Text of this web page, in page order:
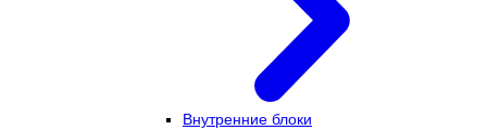
Внутренние блоки